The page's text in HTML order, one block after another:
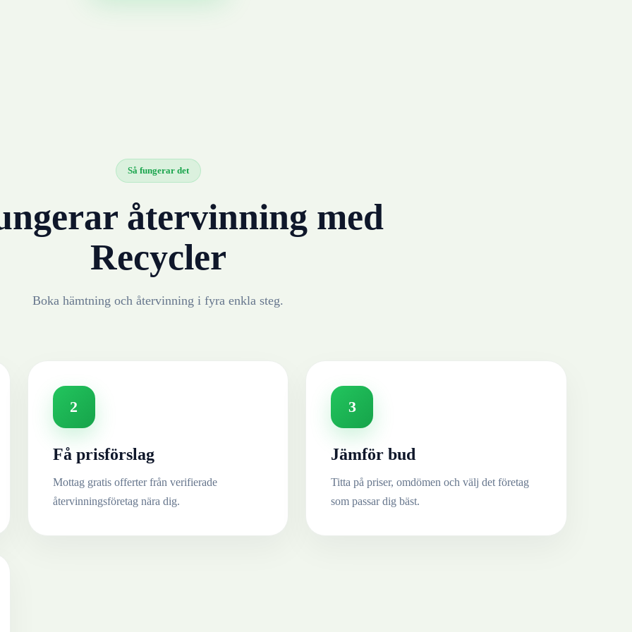
Så fungerar det
återvinning med
Recycler
Boka hämtning och återvinning i fyra enkla steg.
2
Få prisförslag
Mottag gratis offerter från verifierade
återvinningsföretag nära dig.
3
Jämför bud
Titta på priser, omdömen och välj det företag
som passar dig bäst.